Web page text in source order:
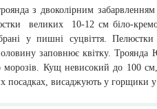
з двоколірним
великих 10-12 см біло-
у пишні суцвіття.
заповнює квітку.
Кущ невисокий до 100
посадках, висаджують у горщики у